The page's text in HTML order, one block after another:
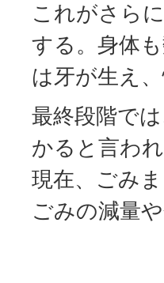
これがさら
する。身体
は牙が生え
最終段階で
かると言われ
現在、ごみ
ごみの減量